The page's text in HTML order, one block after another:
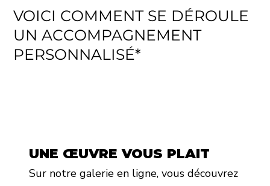
VOICI COMMENT SE DÉROULE
UN ACCOMPAGNEMENT
PERSONNALISÉ*
UNE ŒUVRE VOUS PLAIT
Sur notre galerie en ligne, vous découvrez